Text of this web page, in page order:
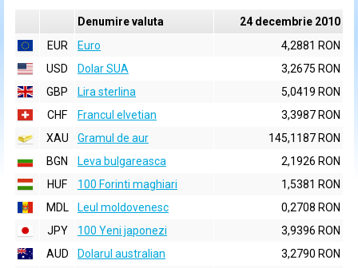
Denumire valuta
24 decembrie 2010
EUR
Euro
4,2881 RON
USD
Dolar SUA
3,2675 RON
GBP
Lira sterlina
5,0419 RON
CHF
Francul elvetian
3,3987 RON
XAU
Gramul de aur
145,1187 RON
BGN
Leva bulgareasca
2,1926 RON
HUF
100 Forinti maghiari
1,5381 RON
MDL
Leul moldovenesc
0,2708 RON
JPY
100 Yeni japonezi
3,9396 RON
AUD
Dolarul australian
3,2790 RON